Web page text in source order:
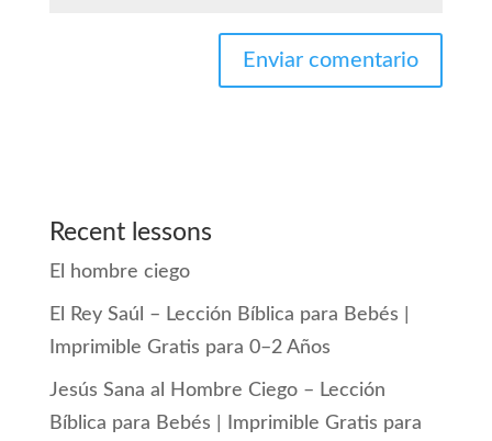
Recent lessons
El hombre ciego
El Rey Saúl – Lección Bíblica para Bebés |
Imprimible Gratis para 0–2 Años
Jesús Sana al Hombre Ciego – Lección
Bíblica para Bebés | Imprimible Gratis para